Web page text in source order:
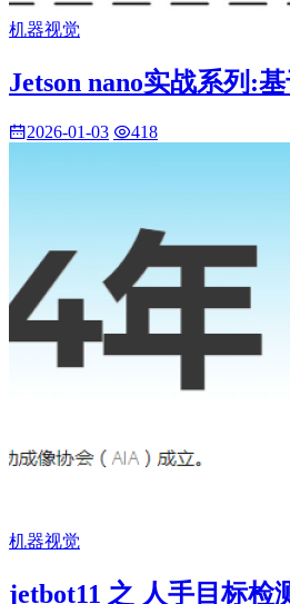
机器视觉
Jetson nano实战系列:
2026-01-03 418
机器视觉
jetbot11 之 人手目标检